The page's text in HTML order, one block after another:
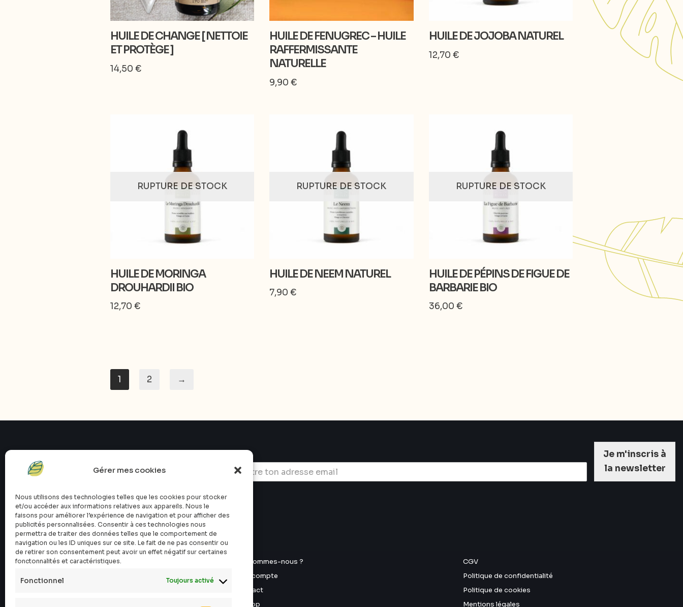
Gérer mes cookies
Nous utilisons des technologies telles que les cookies pour stocker
et/ou accéder aux informations relatives aux appareils. Nous le
faisons pour améliorer l’expérience de navigation et pour afficher des
publicités personnalisées. Consentir à ces technologies nous
permettra de traiter des données telles que le comportement de
navigation ou les ID uniques sur ce site. Le fait de ne pas consentir ou
de retirer son consentement peut avoir un effet négatif sur certaines
fonctonnalités et caractéristiques.
Fonctionnel Toujours activé
HUILE DE CHANGE [ NETTOIE
ET PROTÈGE ]
14,50 €
HUILE DE FENUGREC – HUILE
RAFFERMISSANTE
NATURELLE
9,90€
HUILE DE JOJOBA NATUREL
12,70 €
RUPTURE DE STOCK
HUILE DE MORINGA
DROUHARDII BIO
12,70 €
RUPTURE DE STOCK
HUILE DE NEEM NATUREL
7,90€
RUPTURE DE STOCK
HUILE DE PÉPINS DE FIGUE DE
BARBARIE BIO
36,00 €
1 2 →
Je m'inscris à
la newsletter
Qui sommes-nous ?
Mon compte
Contact
E-shop
CGV
Politique de confidentialité
Politique de cookies
Mentions légales